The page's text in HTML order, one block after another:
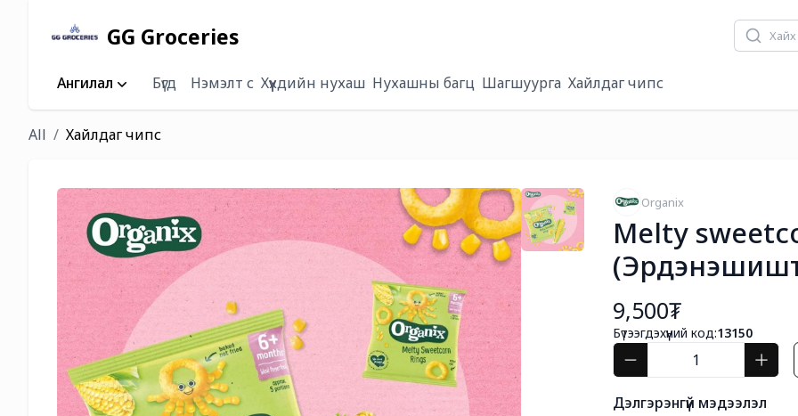
GG Groceries
Ангилал Бүгд Нэмэлт сүү Хүүхдийн нухаш Нухашны багц Шагшуурга Хайлдаг чипс
All Хайлдаг чипс
Organix
Melty
9,500₮
Бүтээгдэхүүний код:13150
Дэлгэрэнгүй мэдээлэл